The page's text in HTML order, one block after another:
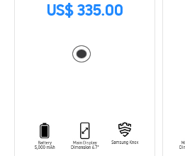
US$ 335.00